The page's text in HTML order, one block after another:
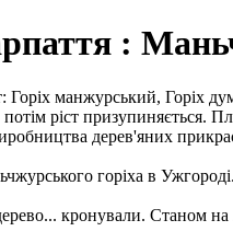
:
Горіх манжурський, Горіх
ріст призупиняється.
дерев'яних
горіха в Ужгороді.
кронували. Станом на